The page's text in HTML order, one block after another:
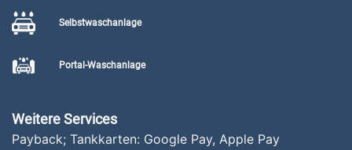
Selbstwaschanlage
Portal-Waschanlage
Weitere Services
Payback; Tankkarten: Google Pay, Apple Pay